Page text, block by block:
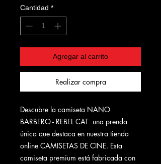
Cantidad *
Agregar al carrito
Realizar compra
Descubre la camiseta NANO
BARBERO - REBEL CAT una prenda
única que destaca en nuestra tienda
online CAMISETAS DE CINE. Esta
camiseta premium está fabricada con